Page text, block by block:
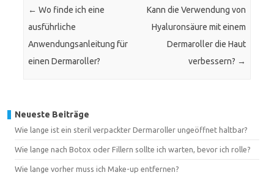
← Wo finde ich eine
ausführliche
Anwendungsanleitung für
einen Dermaroller?
Kann die Verwendung von
Hyaluronsäure mit einem
Dermaroller die Haut
verbessern? →
Neueste Beiträge
Wie lange ist ein steril verpackter Dermaroller ungeöffnet haltbar?
Wie lange nach Botox oder Fillern sollte ich warten, bevor ich rolle?
Wie lange vorher muss ich Make-up entfernen?